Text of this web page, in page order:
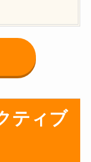
ティブ